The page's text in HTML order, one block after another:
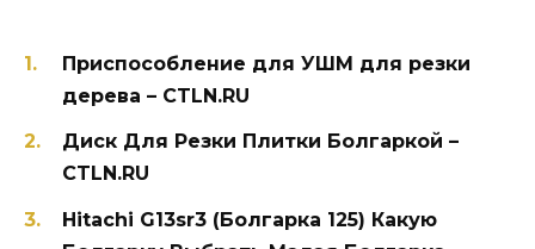
Приспособление для УШМ для резки
дерева – CTLN.RU
Диск Для Резки Плитки Болгаркой –
CTLN.RU
Hitachi G13sr3 (Болгарка 125) Какую